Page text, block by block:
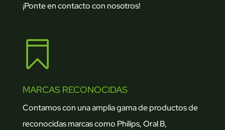
¡Ponte en contacto con nosotros!

MARCAS RECONOCIDAS
Contamos con una amplia gama de productos de
reconocidas marcas como Philips, Oral B,